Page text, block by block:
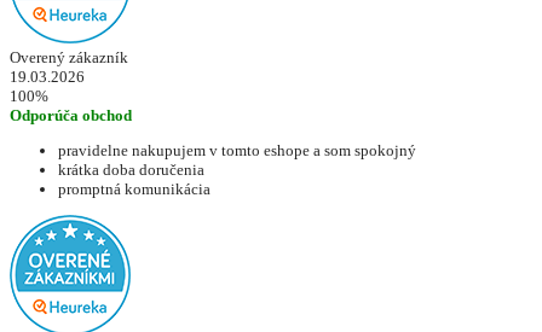
Overený zákazník
19.03.2026
100%
Odporúča obchod
pravidelne nakupujem v tomto eshope a som spokojný
krátka doba doručenia
promptná komunikácia